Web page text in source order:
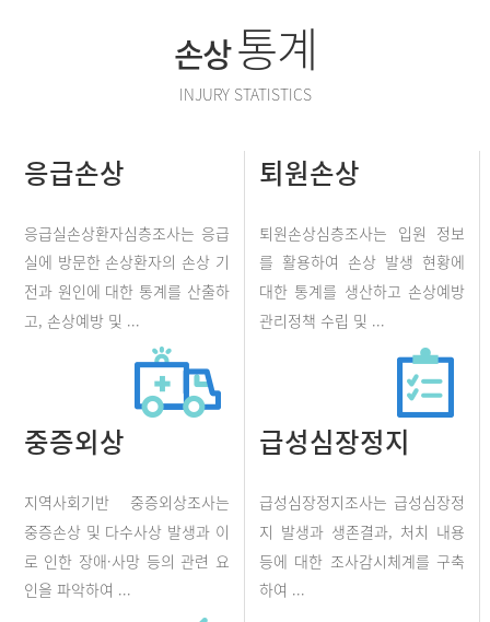
손상통계
INJURY STATISTICS
응급손상
응급실손상환자심층조사는 응급
실에 방문한 손상환자의 손상 기
전과 원인에 대한 통계를 산출하
고, 손상예방 및 ...
퇴원손상
퇴원손상심층조사는 입원 정보
를 활용하여 손상 발생 현황에
대한 통계를 생산하고 손상예방
관리정책 수립 및 ...
중증외상
지역사회기반 중증외상조사는
중증손상 및 다수사상 발생과 이
로 인한 장애·사망 등의 관련 요
인을 파악하여 ...
급성심장정지
급성심장정지조사는 급성심장정
지 발생과 생존결과, 처치 내용
등에 대한 조사감시체계를 구축
하여 ...